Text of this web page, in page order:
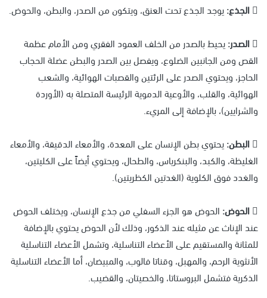
 الجذع:
يوجد الجذع تحت العنق، ويتكون من الصدر، والبطن، والحوض.
 الصدر:
يحيط بالصدر من الخلف العمود الفقري ومن الأمام عظمة
القص ومن الجانبين الضلوع، ويفصل بين الصدر والبطن عضلة الحجاب
الحاجز، ويحتوي الصدر على الرئتين والقصبات الهوائية، والشعب
الهوائية، والقلب، والأوعية الدموية الرئيسة المتصلة به (الأوردة
والشرايين)، بالإضافة إلى المريء.
 البطن:
يحتوي بطن الإنسان على المعدة، والأمعاء الدقيقة، والأمعاء
الغليظة، والكبد، والبنكرياس، والطحال، ويحتوي أيضاً على الكليتين،
والغدد فوق الكلوية (الغدتين الكظريتين).
 الحوض:
الحوض هو الجزء السفلي من جذع الإنسان، ويختلف الحوض
عند الإناث عن مثيله عند الذكور، وذلك لأن الحوض يحتوي بالإضافة
للمثانة والمستقيم على الأعضاء التناسلية، وتشمل الأعضاء التناسلية
الأنثوية الرحم، والمهبل، وقناتا فالوب، والمبيضان، أما الأعضاء التناسلية
الذكرية فتشمل البروستاتا، والخصيتان، والقضيب.